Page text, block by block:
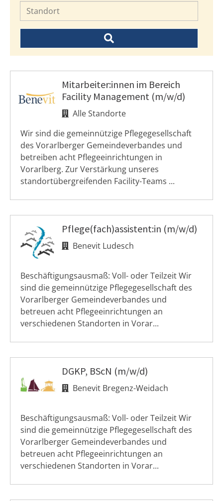
Mitarbeiter:innen im Bereich
Facility Management (m/w/d)
Alle Standorte
Wir sind die gemeinnützige Pflegegesellschaft
des Vorarlberger Gemeindeverbandes und
betreiben acht Pflegeeinrichtungen in
Vorarlberg. Zur Verstärkung unseres
standortübergreifenden Facility-Teams ...
Pflege(fach)assistent:in (m/w/d)
Benevit Ludesch
Beschäftigungsausmaß: Voll- oder Teilzeit Wir
sind die gemeinnützige Pflegegesellschaft des
Vorarlberger Gemeindeverbandes und
betreuen acht Pflegeeinrichtungen an
verschiedenen Standorten in Vorar...
DGKP, BScN (m/w/d)
Benevit Bregenz-Weidach
Beschäftigungsausmaß: Voll- oder Teilzeit Wir
sind die gemeinnützige Pflegegesellschaft des
Vorarlberger Gemeindeverbandes und
betreuen acht Pflegeeinrichtungen an
verschiedenen Standorten in Vorar...